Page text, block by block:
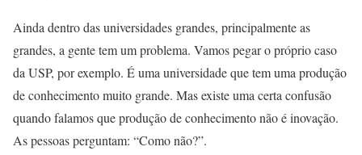
Ainda dentro das universidades grandes, principalmente as
grandes, a gente tem um problema. Vamos pegar o próprio caso
da USP, por exemplo. É uma universidade que tem uma produção
de conhecimento muito grande. Mas existe uma certa confusão
quando falamos que produção de conhecimento não é inovação.
As pessoas perguntam: “Como não?”.